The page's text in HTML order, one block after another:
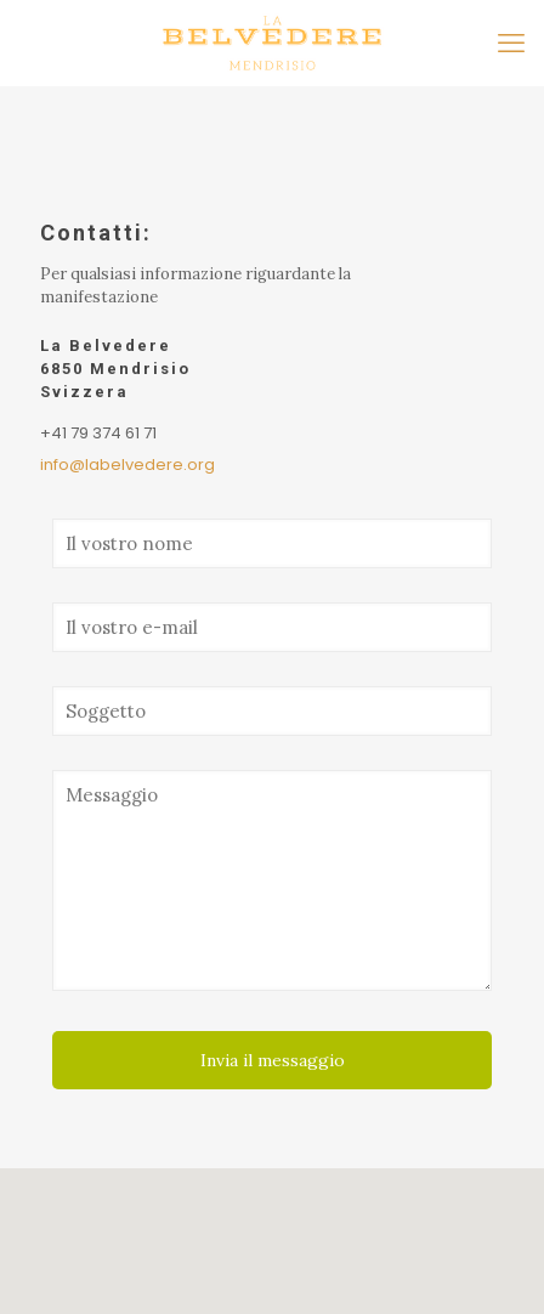
Contatti:
Per qualsiasi informazione riguardante la
manifestazione
La Belvedere
6850 Mendrisio
Svizzera
+41 79 374 61 71
info@labelvedere.org